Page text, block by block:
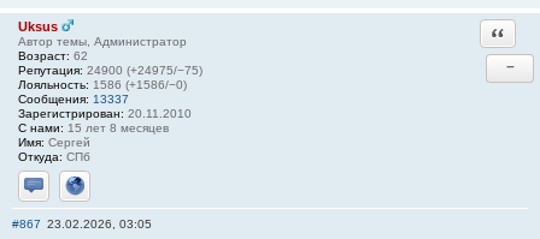
Uksus
Автор темы, Администратор
Возраст: 62
Репутация: 24900 (+24975/−75)
Лояльность: 1586 (+1586/−0)
Сообщения: 13337
Зарегистрирован: 20.11.2010
С нами: 15 лет 8 месяцев
Имя: Сергей
Откуда: СПб
Отправить личное сообщение
Сайт
−
#867 23.02.2026, 03:05